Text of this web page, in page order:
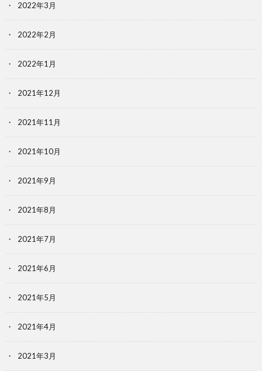
2022年3月
2022年2月
2022年1月
2021年12月
2021年11月
2021年10月
2021年9月
2021年8月
2021年7月
2021年6月
2021年5月
2021年4月
2021年3月